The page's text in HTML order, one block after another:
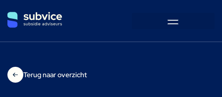
Terug naar overzicht